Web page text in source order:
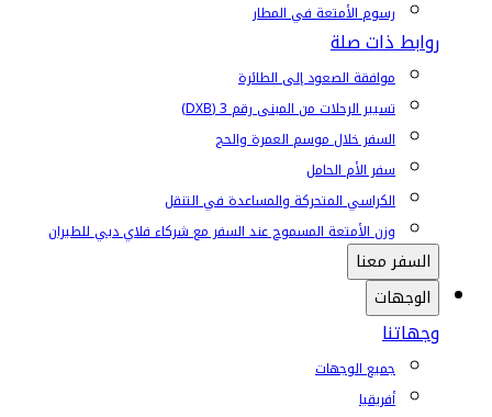
رسوم الأمتعة في المطار
روابط ذات صلة
موافقة الصعود إلى الطائرة
تسيير الرحلات من المبنى رقم 3 (DXB)
السفر خلال موسم العمرة والحج
سفر الأم الحامل
الكراسي المتحركة والمساعدة في التنقل
وزن الأمتعة المسموح عند السفر مع شركاء فلاي دبي للطيران
السفر معنا
الوجهات
وجهاتنا
جميع الوجهات
أفريقيا